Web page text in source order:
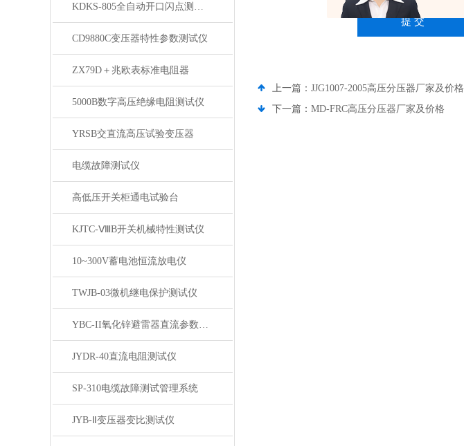
KDKS-805全自动开口闪点测定仪
CD9880C变压器特性参数测试仪
ZX79D＋兆欧表标准电阻器
5000B数字高压绝缘电阻测试仪
YRSB交直流高压试验变压器
电缆故障测试仪
高低压开关柜通电试验台
KJTC-ⅧB开关机械特性测试仪
10~300V蓄电池恒流放电仪
TWJB-03微机继电保护测试仪
YBC-II氧化锌避雷器直流参数测试仪
JYDR-40直流电阻测试仪
SP-310电缆故障测试管理系统
JYB-Ⅱ变压器变比测试仪
上一篇： JJG1007-2005高压分压器厂家及价格
下一篇： MD-FRC高压分压器厂家及价格